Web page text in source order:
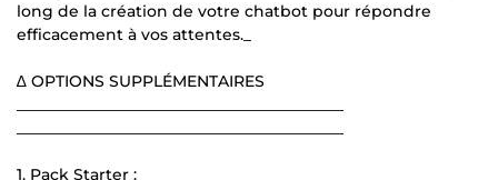
long de la création de votre chatbot pour répondre
efficacement à vos attentes._
∆ OPTIONS SUPPLÉMENTAIRES
1. Pack Starter :